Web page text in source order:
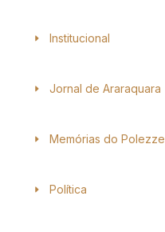
Institucional
Jornal de Araraquara
Memórias do Polezze
Política